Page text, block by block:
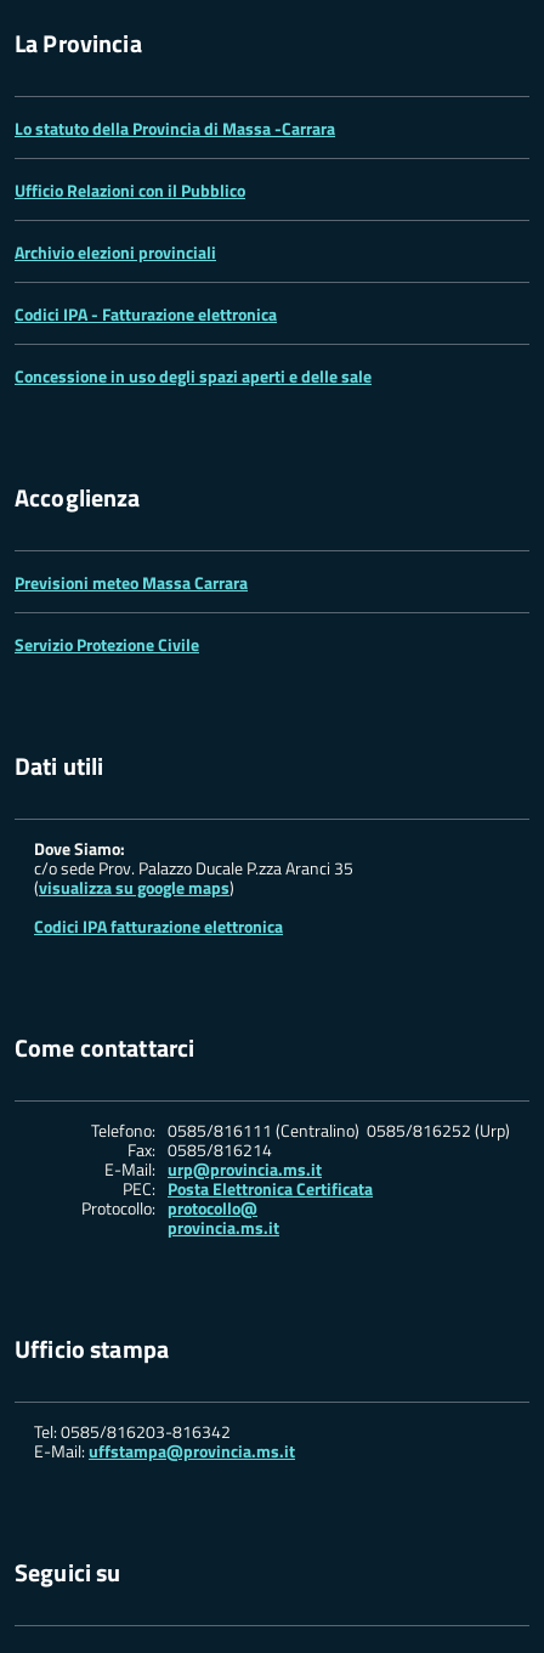
La Provincia
Lo statuto della Provincia di Massa -Carrara
Ufficio Relazioni con il Pubblico
Archivio elezioni provinciali
Codici IPA - Fatturazione elettronica
Concessione in uso degli spazi aperti e delle sale
Accoglienza
Previsioni meteo Massa Carrara
Servizio Protezione Civile
Dati utili
Dove Siamo:
c/o sede Prov. Palazzo Ducale P.zza Aranci 35
(visualizza su google maps)
Codici IPA fatturazione elettronica
Come contattarci
Telefono: 0585/816111 (Centralino) 0585/816252 (Urp)
Fax: 0585/816214
E-Mail: urp@provincia.ms.it
PEC: Posta Elettronica Certificata
Protocollo: protocollo@
provincia.ms.it
Ufficio stampa
Tel: 0585/816203-816342
E-Mail:uffstampa@provincia.ms.it
Seguici su